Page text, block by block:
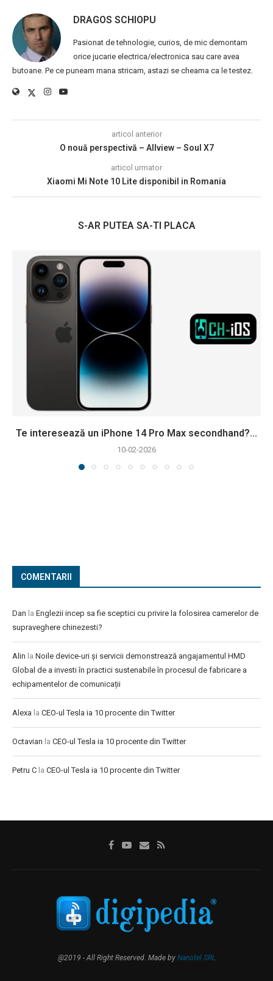
DRAGOS SCHIOPU
Pasionat de tehnologie, curios, de mic demontam
orice jucarie electrica/electronica sau care avea
butoane. Pe ce puneam mana stricam, astazi se cheama ca le testez.
articol anterior
O nouă perspectivă – Allview – Soul X7
articol urmator
Xiaomi Mi Note 10 Lite disponibil in Romania
S-AR PUTEA SA-TI PLACA
Te interesează un iPhone 14 Pro Max secondhand?...
10-02-2026
COMENTARII
Dan la Englezii incep sa fie sceptici cu privire la folosirea camerelor de
supraveghere chinezesti?
Alin la Noile device-uri și servicii demonstrează angajamentul HMD
Global de a investi în practici sustenabile în procesul de fabricare a
echipamentelor de comunicații
Alexa la CEO-ul Tesla ia 10 procente din Twitter
Octavian la CEO-ul Tesla ia 10 procente din Twitter
Petru C la CEO-ul Tesla ia 10 procente din Twitter
@2019 - All Right Reserved. Made by Nanotel SRL